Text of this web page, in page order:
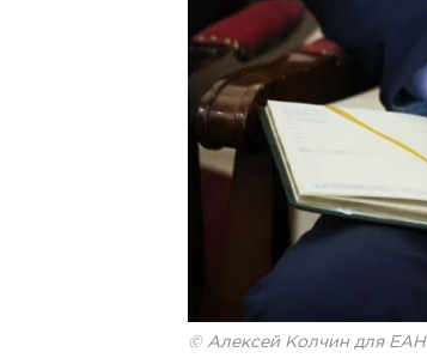
© Алексей Колчин для ЕАН